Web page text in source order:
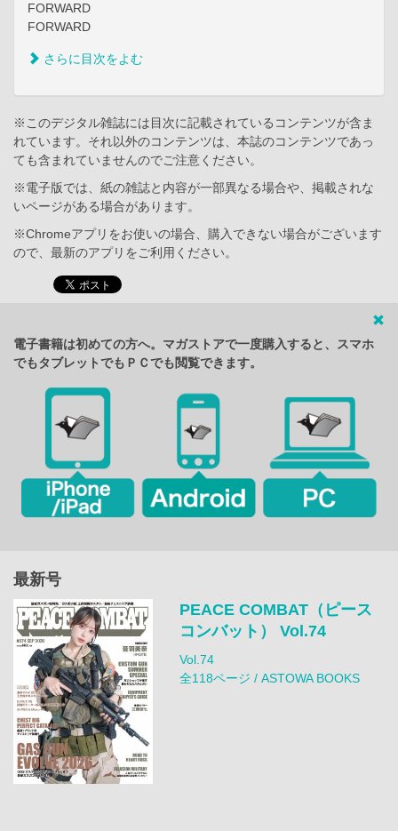
FORWARD
FORWARD
さらに目次をよむ
※このデジタル雑誌には目次に記載されているコンテンツが含ま
れています。それ以外のコンテンツは、本誌のコンテンツであっ
ても含まれていませんのでご注意ください。
※電子版では、紙の雑誌と内容が一部異なる場合や、掲載されな
いページがある場合があります。
※Chromeアプリをお使いの場合、購入できない場合がございます
ので、最新のアプリをご利用ください。
電子書籍は初めての方へ。マガストアで一度購入すると、スマホ
でもタブレットでもＰＣでも閲覧できます。
最新号
PEACE COMBAT（ピース
コンバット） Vol.74
Vol.74
全118ページ / ASTOWA BOOKS